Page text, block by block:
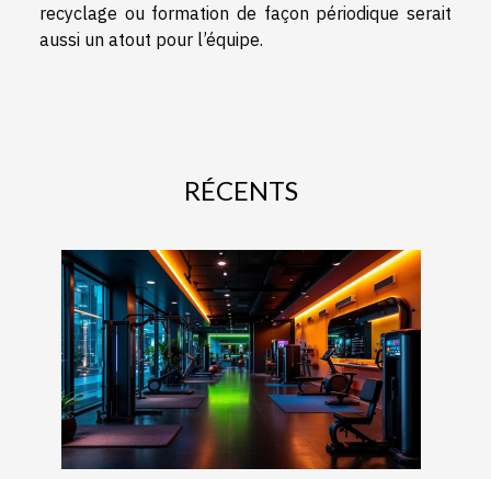
recyclage ou formation de façon périodique serait
aussi un atout pour l’équipe.
RÉCENTS